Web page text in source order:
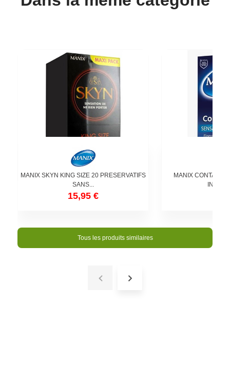
MANIX SKYN KING SIZE 20 PRESERVATIFS
SANS...
15,95 €
MANIX
Tous les produits similaires